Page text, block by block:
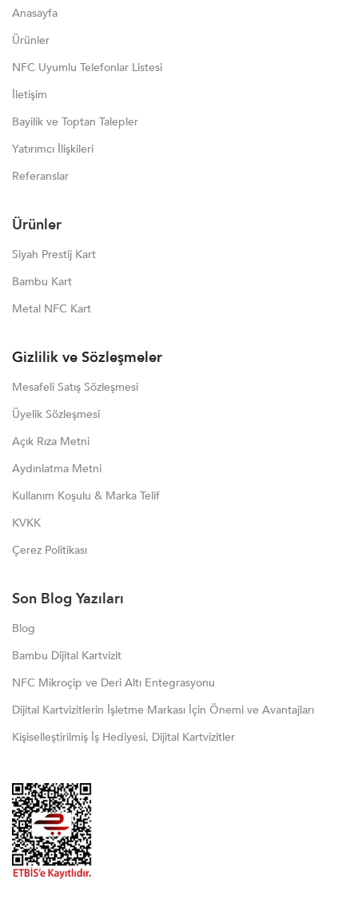
Anasayfa
Ürünler
NFC Uyumlu Telefonlar Listesi
İletişim
Bayilik ve Toptan Talepler
Yatırımcı İlişkileri
Referanslar
Ürünler
Siyah Prestij Kart
Bambu Kart
Metal NFC Kart
Gizlilik ve Sözleşmeler
Mesafeli Satış Sözleşmesi
Üyelik Sözleşmesi
Açık Rıza Metni
Aydınlatma Metni
Kullanım Koşulu & Marka Telif
KVKK
Çerez Politikası
Son Blog Yazıları
Blog
Bambu Dijital Kartvizit
NFC Mikroçip ve Deri Altı Entegrasyonu
Dijital Kartvizitlerin İşletme Markası İçin Önemi ve Avantajları
Kişiselleştirilmiş İş Hediyesi, Dijital Kartvizitler